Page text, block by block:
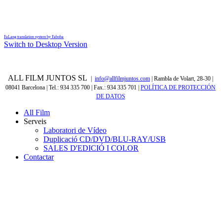
FaLang translation system by Faboba
Switch to Desktop Version
ALL FILM JUNTOS SL info@allfilmjuntos.com | Rambla de Volart, 28-30 |
08041 Barcelona | Tel.: 934 335 700 | Fax.: 934 335 701 POLÍTICA DE PROTECCIÓN
DE DATOS
All Film
Serveis
Laboratori de Vídeo
Duplicació CD/DVD/BLU-RAY/USB
SALES D'EDICIÓ I COLOR
Contactar